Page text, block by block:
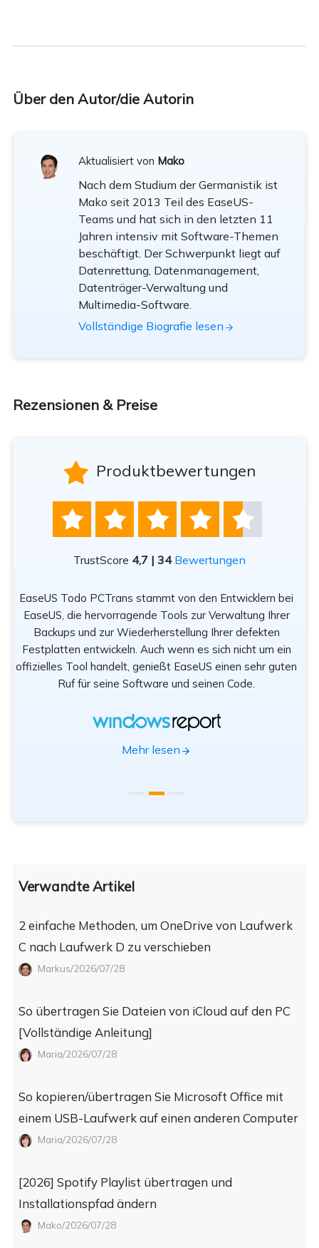
Über den Autor/die Autorin
Aktualisiert von Mako
Nach dem Studium der Germanistik ist
Mako seit 2013 Teil des EaseUS-
Teams und hat sich in den letzten 11
Jahren intensiv mit Software-Themen
beschäftigt. Der Schwerpunkt liegt auf
Datenrettung, Datenmanagement,
Datenträger-Verwaltung und
Multimedia-Software.
Vollständige Biografie lesen
Rezensionen & Preise
 Produktbewertungen
    
TrustScore 4,7 | 34 Bewertungen
EaseUS Todo PCTrans stammt von den Entwicklern bei
EaseUS, die hervorragende Tools zur Verwaltung Ihrer
Backups und zur Wiederherstellung Ihrer defekten
Festplatten entwickeln. Auch wenn es sich nicht um ein
offizielles Tool handelt, genießt EaseUS einen sehr guten
Ruf für seine Software und seinen Code.
Mehr lesen
Verwandte Artikel
2 einfache Methoden, um OneDrive von Laufwerk
C nach Laufwerk D zu verschieben
Markus/2026/07/28
So übertragen Sie Dateien von iCloud auf den PC
[Vollständige Anleitung]
Maria/2026/07/28
So kopieren/übertragen Sie Microsoft Office mit
einem USB-Laufwerk auf einen anderen Computer
Maria/2026/07/28
[2026] Spotify Playlist übertragen und
Installationspfad ändern
Mako/2026/07/28